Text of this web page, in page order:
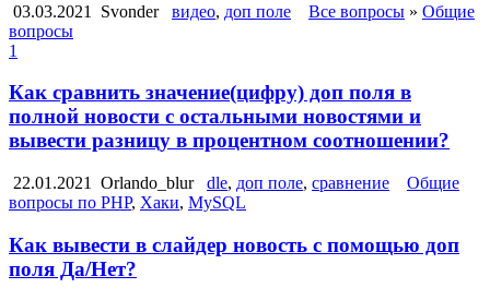
03.03.2021 Svonder видео, доп поле Все вопросы » Общие
вопросы
1
Как сравнить значение(цифру) доп поля в
полной новости с остальными новостями и
вывести разницу в процентном соотношении?
22.01.2021 Orlando_blur dle, доп поле, сравнение
Общие
вопросы по PHP, Хаки, MySQL
Как вывести в слайдер новость с помощью доп
поля Да/Нет?